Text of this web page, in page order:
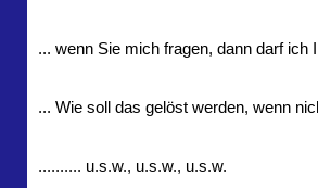
... wenn Sie mich fragen, dann darf
... Wie soll das gelöst werden, wenn
.......... u.s.w., u.s.w., u.s.w.